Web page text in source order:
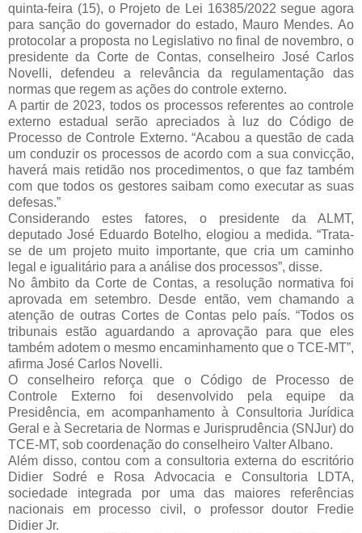
quinta-feira (15), o Projeto de Lei 16385/2022 segue agora
para sanção do governador do estado, Mauro Mendes. Ao
protocolar a proposta no Legislativo no final de novembro, o
presidente da Corte de Contas, conselheiro José Carlos
Novelli, defendeu a relevância da regulamentação das
normas que regem as ações do controle externo.
A partir de 2023, todos os processos referentes ao controle
externo estadual serão apreciados à luz do Código de
Processo de Controle Externo. “Acabou a questão de cada
um conduzir os processos de acordo com a sua convicção,
haverá mais retidão nos procedimentos, o que faz também
com que todos os gestores saibam como executar as suas
defesas.”
Considerando estes fatores, o presidente da ALMT,
deputado José Eduardo Botelho, elogiou a medida. “Trata-
se de um projeto muito importante, que cria um caminho
legal e igualitário para a análise dos processos”, disse.
No âmbito da Corte de Contas, a resolução normativa foi
aprovada em setembro. Desde então, vem chamando a
atenção de outras Cortes de Contas pelo país. “Todos os
tribunais estão aguardando a aprovação para que eles
também adotem o mesmo encaminhamento que o TCE-MT”,
afirma José Carlos Novelli.
O conselheiro reforça que o Código de Processo de
Controle Externo foi desenvolvido pela equipe da
Presidência, em acompanhamento à Consultoria Jurídica
Geral e à Secretaria de Normas e Jurisprudência (SNJur) do
TCE-MT, sob coordenação do conselheiro Valter Albano.
Além disso, contou com a consultoria externa do escritório
Didier Sodré e Rosa Advocacia e Consultoria LDTA,
sociedade integrada por uma das maiores referências
nacionais em processo civil, o professor doutor Fredie
Didier Jr.